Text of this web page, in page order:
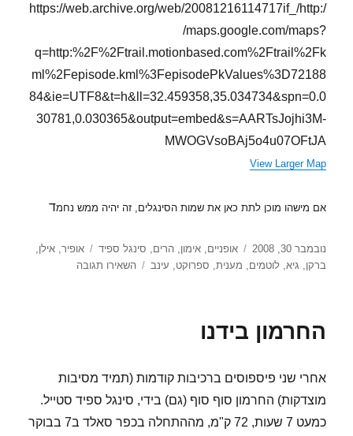
https://web.archive.org/web/20081216114717if_/http:/
/maps.google.com/maps?
q=http:%2F%2Ftrail.motionbased.com%2Ftrail%2Fk
ml%2Fepisode.kml%3FepisodePkValues%3D72188
84&ie=UTF8&t=h&ll=32.459358,35.034734&spn=0.0
30781,0.030365&output=embed&s=AARTsJojhi3M-
MWOGVsoBAj5o4u07OFtJA
View Larger Map
אם מישהו מוכן לתת כאן את שמות הסינגלים, זה יהיה ממש נחמד
פורסם
בתאריך
נובמבר 30, 2008 קטגוריות
אופניים ,אימון ,הרים סינגל ספיד תגיות
אופיר ,אילן
ברקן
גיא ,לוטמים מענית ספרוקט עינב השאירו תגובה
החרמון בידנו
אחרי שני פיספוסים ברכיבות קודמות (תמיד מסיבות
מוצדקות) החרמון סוף סוף (גם) בידי, סינגל ספיד סטייל.
כמעט 7 שעות, 72 ק"מ, מההתחלה בכפר סאלד ב7 בבוקר